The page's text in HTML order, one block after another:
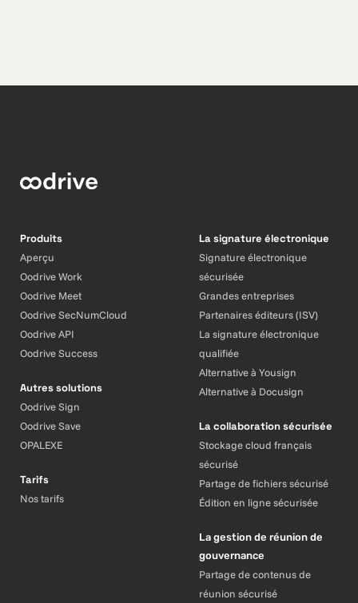
Produits
Aperçu
Oodrive Work
Oodrive Meet
Oodrive SecNumCloud
Oodrive API
Oodrive Success
Autres solutions
Oodrive Sign
Oodrive Save
OPALEXE
Tarifs
Nos tarifs
La signature électronique
Signature électronique
sécurisée
Grandes entreprises
Partenaires éditeurs (ISV)
La signature électronique
qualifiée
Alternative à Yousign
Alternative à Docusign
La collaboration sécurisée
Stockage cloud français
sécurisé
Partage de fichiers sécurisé
Édition en ligne sécurisée
La gestion de réunion de
gouvernance
Partage de contenus de
réunion sécurisé